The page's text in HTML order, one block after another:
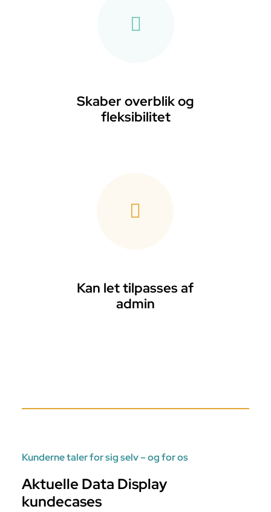
Skaber overblik og
fleksibilitet
Kan let tilpasses af
admin
Kunderne taler for sig selv – og for os
Aktuelle Data Display
kundecases